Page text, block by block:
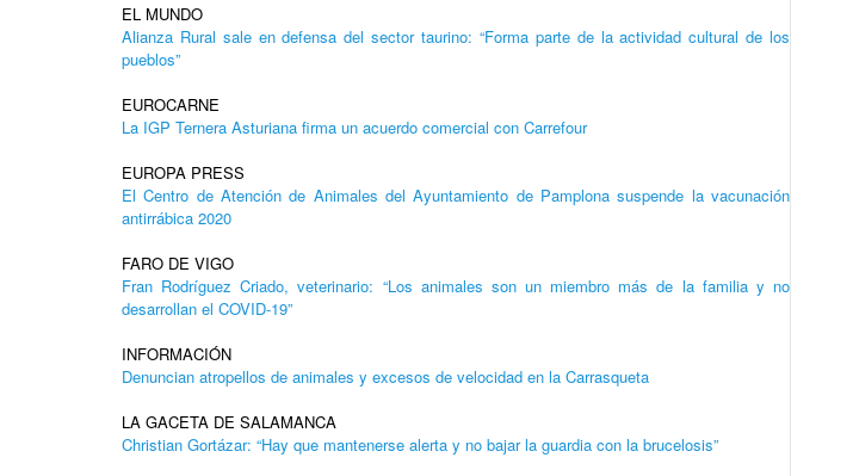
EL MUNDO
Alianza Rural sale en defensa del sector taurino: “Forma parte de la actividad cultural de los
pueblos”
EUROCARNE
La IGP Ternera Asturiana firma un acuerdo comercial con Carrefour
EUROPA PRESS
El Centro de Atención de Animales del Ayuntamiento de Pamplona suspende la vacunación
antirrábica 2020
FARO DE VIGO
Fran Rodríguez Criado, veterinario: “Los animales son un miembro más de la familia y no
desarrollan el COVID-19”
INFORMACIÓN
Denuncian atropellos de animales y excesos de velocidad en la Carrasqueta
LA GACETA DE SALAMANCA
Christian Gortázar: “Hay que mantenerse alerta y no bajar la guardia con la brucelosis”